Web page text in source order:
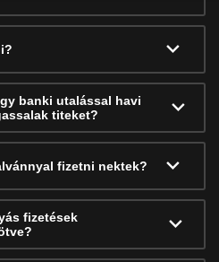
banki utalással havi
titeket?
fizetni nektek?
fizetések